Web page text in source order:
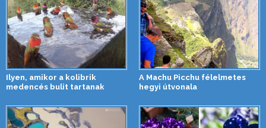
Ilyen, amikor a kolibrik
medencés bulit tartanak
A Machu Picchu félelmetes
hegyi útvonala